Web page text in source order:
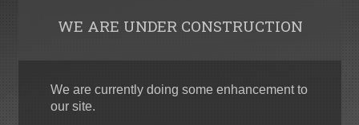
WE ARE UNDER CONSTRUCTION
We are currently doing some enhancement to
our site.